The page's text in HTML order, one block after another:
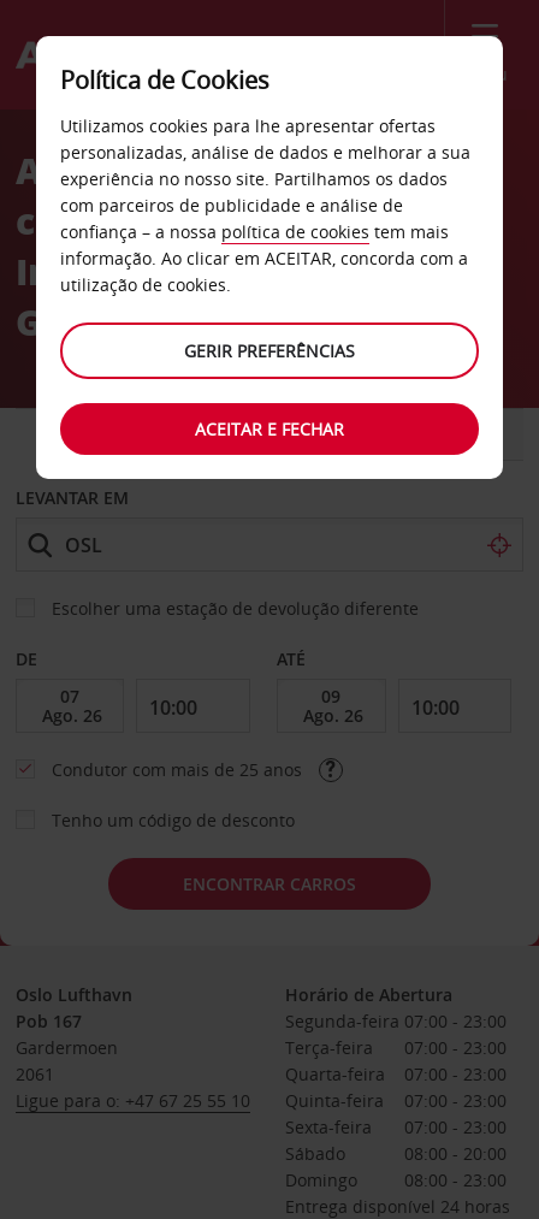
Menu
Welcome
AvisAluguer de
carros Aeroporto
Internacional de
Gardermoen em Oslo
COMERCIAIS
LEVANTAR EM
Escolher uma estação de devolução diferente
DE ATÉ
Condutor com mais de 25 anos
Tenho um código de desconto
ENCONTRAR CARROS
Oslo Lufthavn
Pob 167
Gardermoen
2061
Ligue para o: +47 67 25 55 10
Horário de Abertura
Segunda-feira 07:00 - 23:00
Terça-feira
07:00 - 23:00
Quarta-feira
07:00 - 23:00
Quinta-feira
07:00 - 23:00
Sexta-feira
07:00 - 23:00
Sábado
08:00 - 20:00
Domingo
08:00 - 23:00
Entrega disponível 24 horas
Política de Cookies
Utilizamos cookies para lhe apresentar ofertas
personalizadas, análise de dados e melhorar a sua
experiência no nosso site. Partilhamos os dados
com parceiros de publicidade e análise de
confiança – a nossa política de cookies tem mais
informação. Ao clicar em ACEITAR, concorda com a
utilização de cookies.
GERIR PREFERÊNCIAS
ACEITAR E FECHAR